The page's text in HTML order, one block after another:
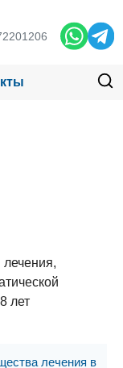
лет
лечения в